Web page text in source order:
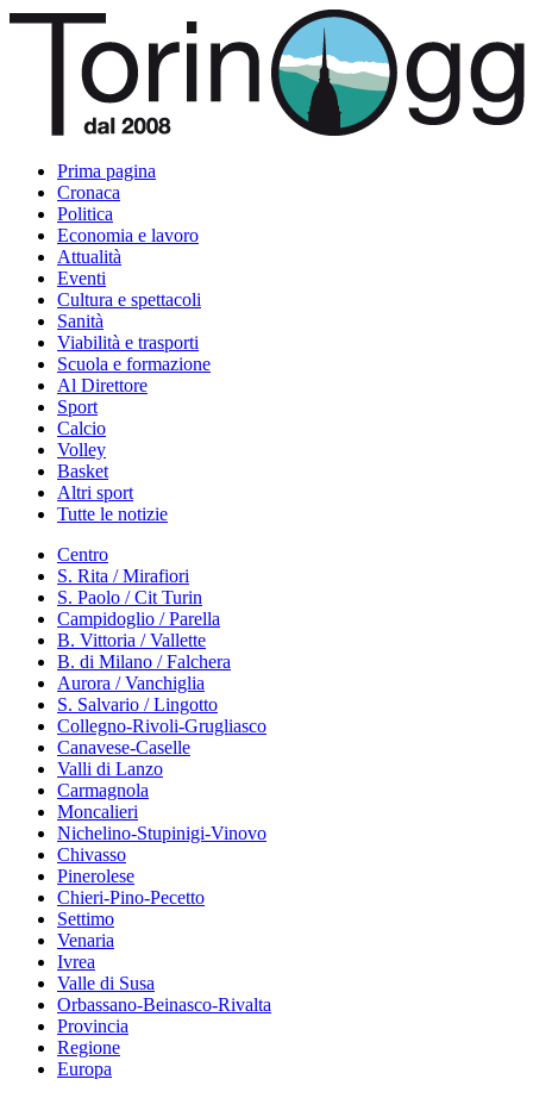
Prima pagina
Cronaca
Politica
Economia e lavoro
Attualità
Eventi
Cultura e spettacoli
Sanità
Viabilità e trasporti
Scuola e formazione
Al Direttore
Sport
Calcio
Volley
Basket
Altri sport
Tutte le notizie
Centro
S. Rita / Mirafiori
S. Paolo / Cit Turin
Campidoglio / Parella
B. Vittoria / Vallette
B. di Milano / Falchera
Aurora / Vanchiglia
S. Salvario / Lingotto
Collegno-Rivoli-Grugliasco
Canavese-Caselle
Valli di Lanzo
Carmagnola
Moncalieri
Nichelino-Stupinigi-Vinovo
Chivasso
Pinerolese
Chieri-Pino-Pecetto
Settimo
Venaria
Ivrea
Valle di Susa
Orbassano-Beinasco-Rivalta
Provincia
Regione
Europa